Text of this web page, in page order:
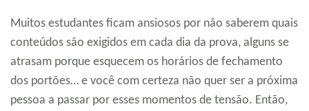
Muitos estudantes ficam ansiosos por não saberem quais
conteúdos são exigidos em cada dia da prova, alguns se
atrasam porque esquecem os horários de fechamento
dos portões… e você com certeza não quer ser a próxima
pessoa a passar por esses momentos de tensão. Então,